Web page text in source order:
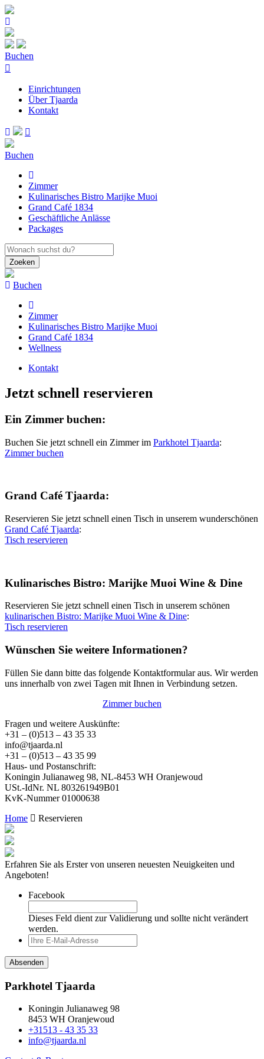
Buchen
Einrichtungen
Über Tjaarda
Kontakt
Buchen
Zimmer
Kulinarisches Bistro Marijke Muoi
Grand Café 1834
Geschäftliche Anlässe
Packages
Zoeken
Buchen
Zimmer
Kulinarisches Bistro Marijke Muoi
Grand Café 1834
Wellness
Kontakt
Jetzt schnell reservieren
Ein Zimmer buchen:
Buchen Sie jetzt schnell ein Zimmer im Parkhotel Tjaarda:
Zimmer buchen
Grand Café Tjaarda:
Reservieren Sie jetzt schnell einen Tisch in unserem wunderschönen
Grand Café Tjaarda:
Tisch reservieren
Kulinarisches Bistro: Marijke Muoi Wine & Dine
Reservieren Sie jetzt schnell einen Tisch in unserem schönen
kulinarischen Bistro: Marijke Muoi Wine & Dine:
Tisch reservieren
Wünschen Sie weitere Informationen?
Füllen Sie dann bitte das folgende Kontaktformular aus. Wir werden
uns innerhalb von zwei Tagen mit Ihnen in Verbindung setzen.
Zimmer buchen
Fragen und weitere Auskünfte:
+31 – (0)513 – 43 35 33
info@tjaarda.nl
+31 – (0)513 – 43 35 99
Haus- und Postanschrift:
Koningin Julianaweg 98, NL-8453 WH Oranjewoud
USt.-IdNr. NL 803261949B01
KvK-Nummer 01000638
Home
Reservieren
Erfahren Sie als Erster von unseren neuesten Neuigkeiten und
Angeboten!
Facebook
Dieses Feld dient zur Validierung und sollte nicht verändert
werden.
Parkhotel Tjaarda
Koningin Julianaweg 98
8453 WH Oranjewoud
+31513 - 43 35 33
info@tjaarda.nl